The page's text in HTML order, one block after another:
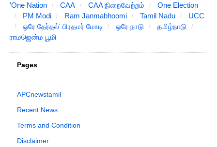
'One Nation CAA CAA நிறைவேற்றம்
One Election
PM Modi
Ram Janmabhoomi Tamil Nadu
UCC
ஒரே தேர்தல்' பிரதமர் மோடி
ஒரே நாடு
தமிழ்நாடு
ராமஜென்ம பூமி
Pages
APCnewstamil
Recent News
Terms and Condition
Disclaimer